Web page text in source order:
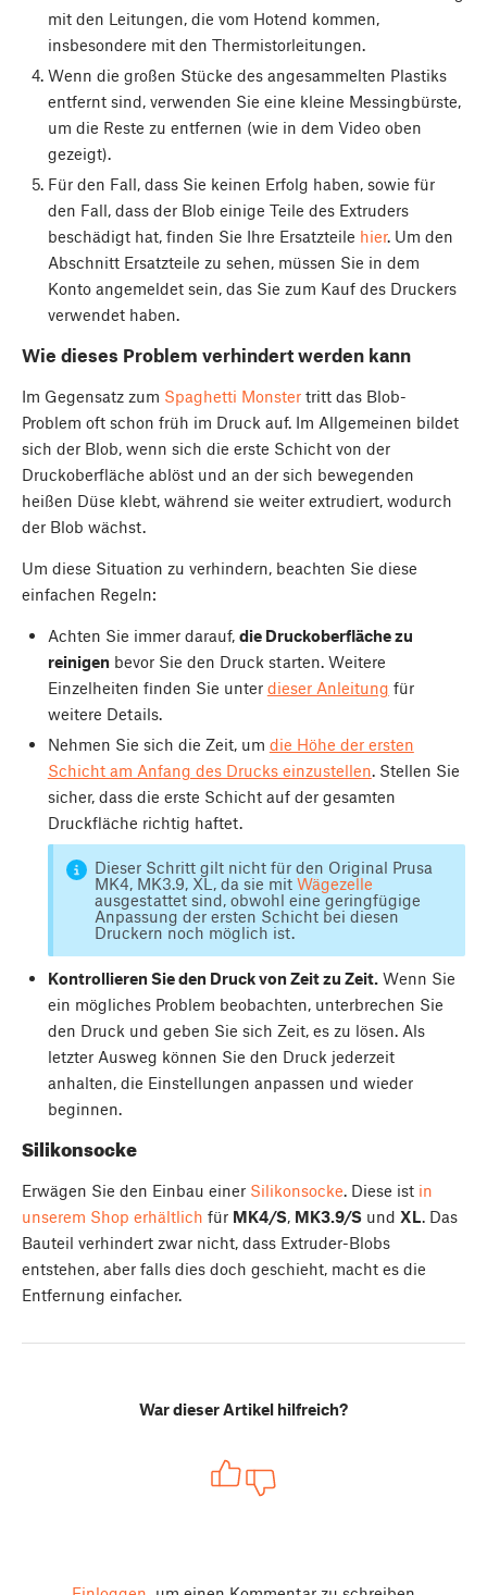
mit den Leitungen, die vom Hotend kommen,
insbesondere mit den Thermistorleitungen.
Wenn die großen Stücke des angesammelten Plastiks
entfernt sind, verwenden Sie eine kleine Messingbürste,
um die Reste zu entfernen (wie in dem Video oben
gezeigt).
Für den Fall, dass Sie keinen Erfolg haben, sowie für
den Fall, dass der Blob einige Teile des Extruders
beschädigt hat, finden Sie Ihre Ersatzteile hier. Um den
Abschnitt Ersatzteile zu sehen, müssen Sie in dem
Konto angemeldet sein, das Sie zum Kauf des Druckers
verwendet haben.
Wie dieses Problem verhindert werden kann
Im Gegensatz zum Spaghetti Monster tritt das Blob-
Problem oft schon früh im Druck auf. Im Allgemeinen bildet
sich der Blob, wenn sich die erste Schicht von der
Druckoberfläche ablöst und an der sich bewegenden
heißen Düse klebt, während sie weiter extrudiert, wodurch
der Blob wächst.
Um diese Situation zu verhindern, beachten Sie diese
einfachen Regeln:
Achten Sie immer darauf, die Druckoberfläche zu
reinigenbevor Sie den Druck starten. Weitere
Einzelheiten finden Sie unter dieser Anleitung für
weitere Details.
Nehmen Sie sich die Zeit, um die Höhe der ersten
Schicht am Anfang des Drucks einzustellen. Stellen Sie
sicher, dass die erste Schicht auf der gesamten
Druckfläche richtig haftet.
Dieser Schritt gilt nicht für den Original Prusa
MK4, MK3.9, XL, da sie mitWägezelle
ausgestattet sind, obwohl eine geringfügige
Anpassung der ersten Schicht bei diesen
Druckern noch möglich ist.
Kontrollieren Sie den Druck von Zeit zu Zeit.Wenn Sie
ein mögliches Problem beobachten, unterbrechen Sie
den Druck und geben Sie sich Zeit, es zu lösen. Als
letzter Ausweg können Sie den Druck jederzeit
anhalten, die Einstellungen anpassen und wieder
beginnen.
Silikonsocke
Erwägen Sie den Einbau einer Silikonsocke. Diese ist in
unserem Shop erhältlich für MK4/S, MK3.9/S und XL. Das
Bauteil verhindert zwar nicht, dass Extruder-Blobs
entstehen, aber falls dies doch geschieht, macht es die
Entfernung einfacher.
War dieser Artikel hilfreich?